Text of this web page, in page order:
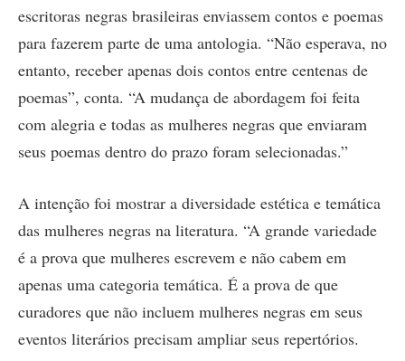
escritoras negras brasileiras enviassem contos e poemas
para fazerem parte de uma antologia. “Não esperava, no
entanto, receber apenas dois contos entre centenas de
poemas”, conta. “A mudança de abordagem foi feita
com alegria e todas as mulheres negras que enviaram
seus poemas dentro do prazo foram selecionadas.”
A intenção foi mostrar a diversidade estética e temática
das mulheres negras na literatura. “A grande variedade
é a prova que mulheres escrevem e não cabem em
apenas uma categoria temática. É a prova de que
curadores que não incluem mulheres negras em seus
eventos literários precisam ampliar seus repertórios.